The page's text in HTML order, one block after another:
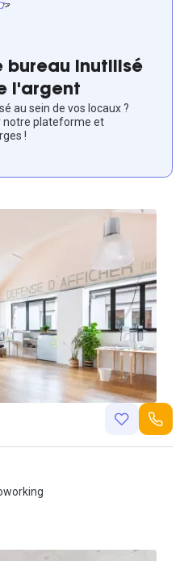
bureau inutilisé
l'argent
au sein de vos locaux ?
notre plateforme et
!